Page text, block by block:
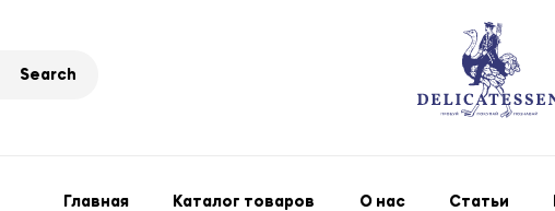
Search
Главная Каталог товаров О нас Статьи